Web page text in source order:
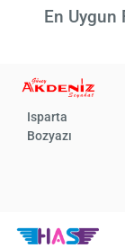
En Uygun
Isparta
Bozyazı